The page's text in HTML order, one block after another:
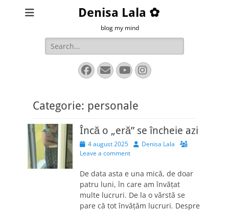
Denisa Lala ✿
blog my mind
Search
for:
Facebook
EmailYouTube
Instagram
Categorie: personale
Încă o „eră” se încheie azi
Posted
on
4 august 2025 AuthorDenisa Lala
Leave a comment
De data asta e una mică, de doar
patru luni, în care am învățat
multe lucruri. De la o vârstă se
pare că tot învățăm lucruri. Despre